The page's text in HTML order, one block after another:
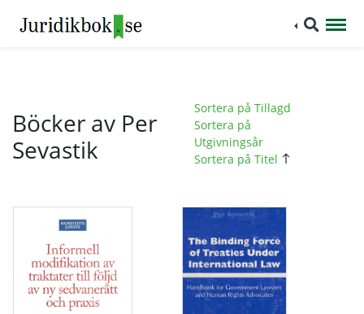
Böcker av Per
Sevastik
Sortera på Tillagd
Sortera på
Utgivningsår
Sortera på Titel